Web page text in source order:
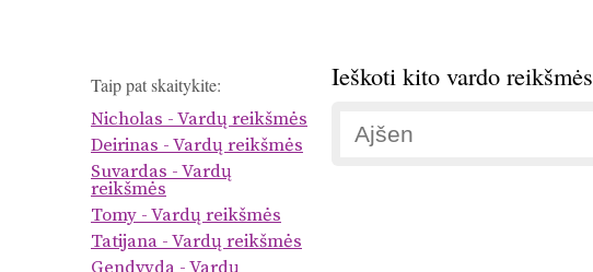
Taip pat skaitykite:
Nicholas - Vardų reikšmės
Deirinas - Vardų reikšmės
Suvardas - Vardų
reikšmės
Tomy - Vardų reikšmės
Tatijana - Vardų reikšmės
Ieškoti kito vardo reikšmės